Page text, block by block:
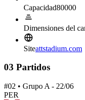
Capacidad80000
Dimensiones del
Siteattstadium.com
03 Partidos
#02 • Grupo A - 22/06
PER